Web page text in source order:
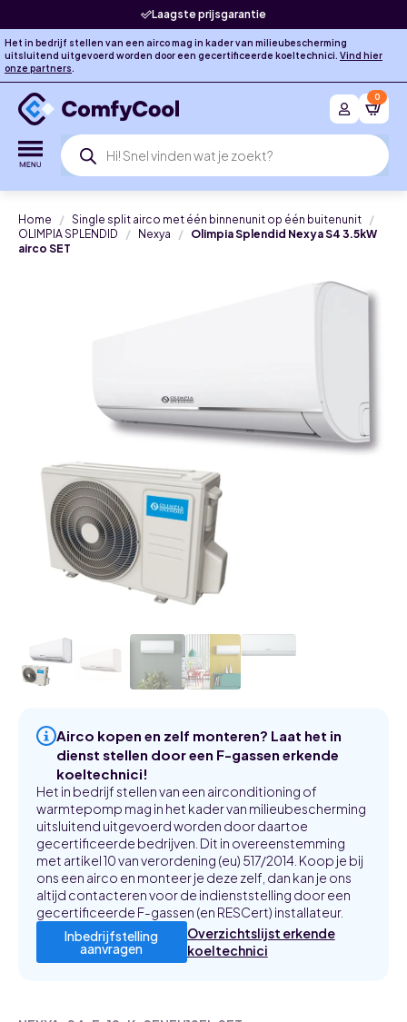
Laagste prijsgarantie
Het in bedrijf stellen van een airco mag in kader van milieubescherming
uitsluitend uitgevoerd worden door een gecertificeerde koeltechnici. Vind hier
onze partners.
Producten
zoeken
0
Home
Single split airco met één binnenunit op één buitenunit
OLIMPIA SPLENDID
Nexya
Olimpia Splendid Nexya S4 3.5kW
airco SET
Airco kopen en zelf monteren? Laat het in
dienst stellen door een F-gassen erkende
koeltechnici!
Het in bedrijf stellen van een airconditioning of
warmtepomp mag in het kader van milieubescherming
uitsluitend uitgevoerd worden door daartoe
gecertificeerde bedrijven. Dit in overeenstemming
met artikel 10 van verordening (eu) 517/2014. Koop je bij
ons een airco en monteer je deze zelf, dan kan je ons
altijd contacteren voor de indienststelling door een
gecertificeerde F-gassen (en RESCert) installateur.
Inbedrijfstelling
aanvragen
Overzichtslijst erkende
koeltechnici